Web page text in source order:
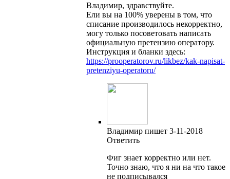
Владимир, здравствуйте.
Ели вы на 100% уверены в том, что
списание производилось некорректно,
могу только посоветовать написать
официальную претензию оператору.
Инструкция и бланки здесь:
https://prooperatorov.ru/likbez/kak-napisat-
pretenziyu-operatoru/
Владимир пишет 3-11-2018
Ответить
Фиг знает корректно или нет.
Точно знаю, что я ни на что такое
не подписывался